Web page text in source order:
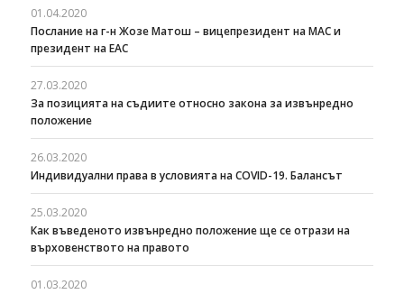
01.04.2020
Послание на г-н Жозе Матош – вицепрезидент на МАС и
президент на ЕАС
27.03.2020
За позицията на съдиите относно закона за извънредно
положение
26.03.2020
Индивидуални права в условията на COVID-19. Балансът
25.03.2020
Как въведеното извънредно положение ще се отрази на
върховенството на правото
01.03.2020